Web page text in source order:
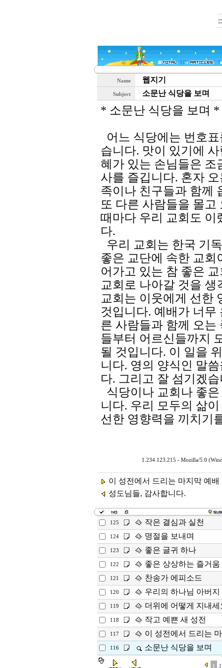
125 1
Name 웹지기
Subject 소문난 식당을 보며
* 소문난 식당을 보며 *
어느 식당에는 번호
습니다. 맛이 있기에
혜가 있는 손님들은 조
사를 즐깁니다. 혼자
족이나 친구들과 함께
또 다른 사람들을 몰
때마다 우리 교회도 이
다.
우리 교회는 한국 기
좋은 교단에 속한 교회
어가고 있는 참 좋은
교회로 나아갈 것을
교회는 이웃에게 선한
것입니다. 예배가 너무
른 사람들과 함께 오는
들부터 어르신들까지
될 것입니다. 이 일을
니다. 영의 양식인 말
다. 그리고 잘 섬기겠
식당이나 교회나 좋
니다. 우리 모두의 삶
선한 영향력을 끼치기
1.234.123.215 - Mozilla/5.0
이 성전에서 드리는 마지막 예배
성도님들, 감사합니다.
125 작은 결심과 실천
124 명절을 보내며
123 좋은 글귀 하나
122 좋은 상상하는 즐거움
121 찬송가 에피소드
120 우리의 하나님 아버지
119 더위에 어떻게 지내세
118 작고 예쁜 새 성전
117 이 성전에서 드리는
116 소문난 식당을 보며
1 2